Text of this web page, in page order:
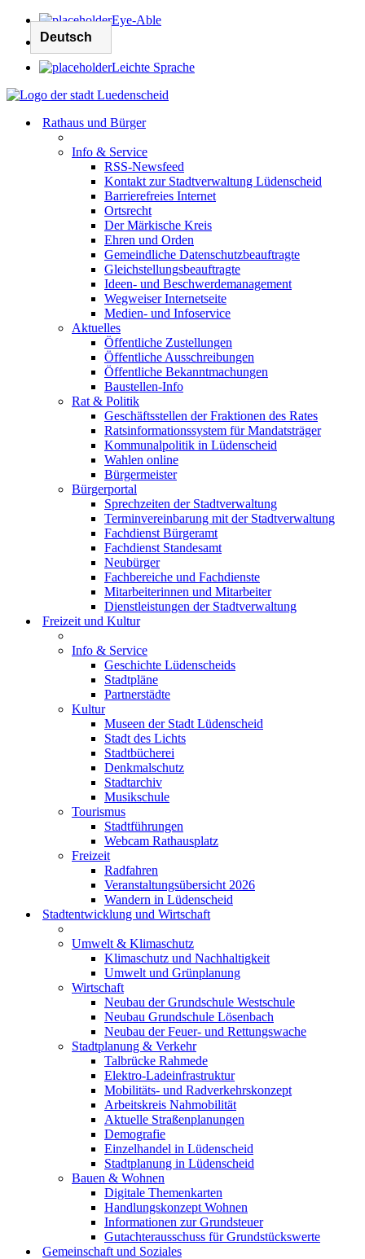
Eye-Able
Leichte Sprache
Rathaus und Bürger
Info & Service
RSS-Newsfeed
Kontakt zur Stadtverwaltung Lüdenscheid
Barrierefreies Internet
Ortsrecht
Der Märkische Kreis
Ehren und Orden
Gemeindliche Datenschutzbeauftragte
Gleichstellungsbeauftragte
Ideen- und Beschwerdemanagement
Wegweiser Internetseite
Medien- und Infoservice
Aktuelles
Öffentliche Zustellungen
Öffentliche Ausschreibungen
Öffentliche Bekanntmachungen
Baustellen-Info
Rat & Politik
Geschäftsstellen der Fraktionen des Rates
Ratsinformationssystem für Mandatsträger
Kommunalpolitik in Lüdenscheid
Wahlen online
Bürgermeister
Bürgerportal
Sprechzeiten der Stadtverwaltung
Terminvereinbarung mit der Stadtverwaltung
Fachdienst Bürgeramt
Fachdienst Standesamt
Neubürger
Fachbereiche und Fachdienste
Mitarbeiterinnen und Mitarbeiter
Dienstleistungen der Stadtverwaltung
Freizeit und Kultur
Info & Service
Geschichte Lüdenscheids
Stadtpläne
Partnerstädte
Kultur
Museen der Stadt Lüdenscheid
Stadt des Lichts
Stadtbücherei
Denkmalschutz
Stadtarchiv
Musikschule
Tourismus
Stadtführungen
Webcam Rathausplatz
Freizeit
Radfahren
Veranstaltungsübersicht 2026
Wandern in Lüdenscheid
Stadtentwicklung und Wirtschaft
Umwelt & Klimaschutz
Klimaschutz und Nachhaltigkeit
Umwelt und Grünplanung
Wirtschaft
Neubau der Grundschule Westschule
Neubau Grundschule Lösenbach
Neubau der Feuer- und Rettungswache
Stadtplanung & Verkehr
Talbrücke Rahmede
Elektro-Ladeinfrastruktur
Mobilitäts- und Radverkehrskonzept
Arbeitskreis Nahmobilität
Aktuelle Straßenplanungen
Demografie
Einzelhandel in Lüdenscheid
Stadtplanung in Lüdenscheid
Bauen & Wohnen
Digitale Themenkarten
Handlungskonzept Wohnen
Informationen zur Grundsteuer
Gutachterausschuss für Grundstückswerte
Gemeinschaft und Soziales